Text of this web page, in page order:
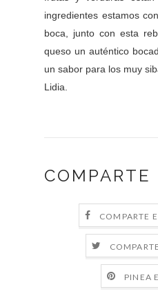
ingredientes estamos
boca, junto con esta
queso un auténtico
un sabor para los muy
Lidia.
COMPARTE
COMPARTE
PINEA